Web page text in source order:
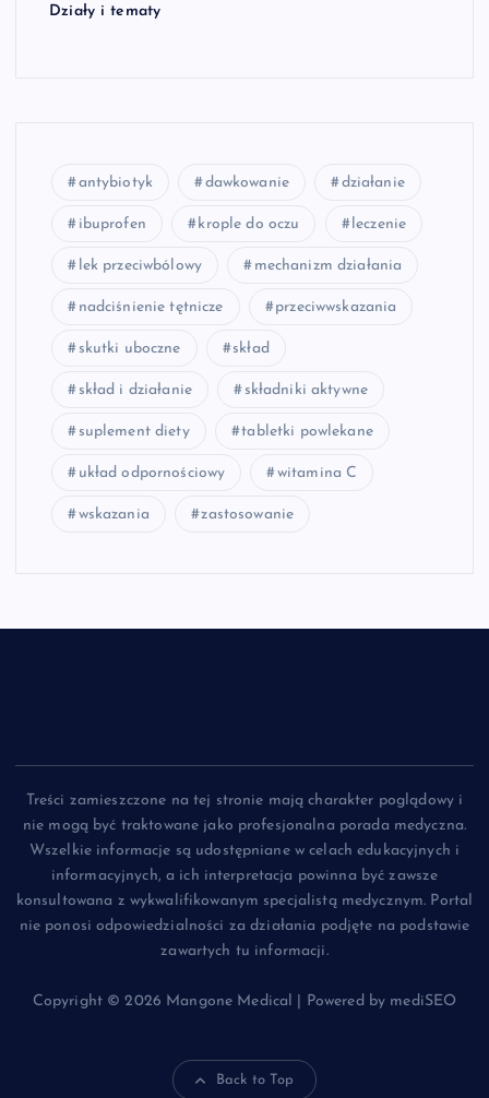
Działy i tematy
antybiotyk dawkowanie działanie
ibuprofen krople do oczu leczenie
lek przeciwbólowy mechanizm działania
nadciśnienie tętnicze przeciwwskazania
skutki uboczne skład
skład i działanie składniki aktywne
suplement diety tabletki powlekane
układ odpornościowy witamina C
wskazania zastosowanie
Treści zamieszczone na tej stronie mają charakter poglądowy i
nie mogą być traktowane jako profesjonalna porada medyczna.
Wszelkie informacje są udostępniane w celach edukacyjnych i
informacyjnych, a ich interpretacja powinna być zawsze
konsultowana z wykwalifikowanym specjalistą medycznym. Portal
nie ponosi odpowiedzialności za działania podjęte na podstawie
zawartych tu informacji.
Copyright © 2026 Mangone Medical | Powered by mediSEO
Back to Top